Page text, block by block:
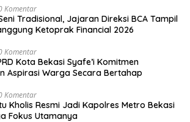
Komentar
Tradisional, Jajaran Direksi BCA Tampil
Ketoprak Financial 2026
Komentar
Kota Bekasi Syafe’i Komitmen
Aspirasi Warga Secara Bertahap
Komentar
Kholis Resmi Jadi Kapolres Metro Bekasi
Fokus Utamanya